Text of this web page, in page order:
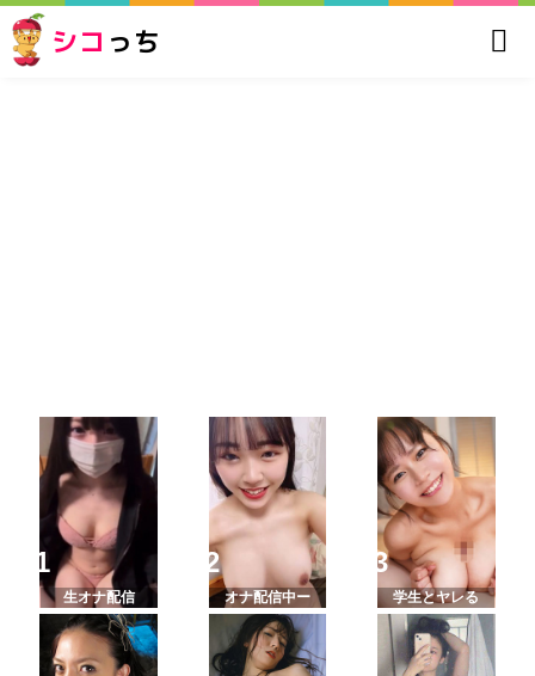
シコ っち
生オナ配信 オナ配信中ー 学生とヤレる